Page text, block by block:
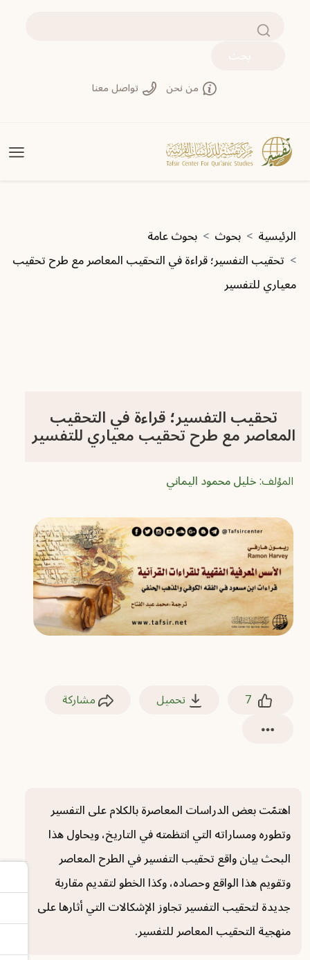
بحث
من نحن تواصل معنا
مسار التنقل
الرئيسية بحوث
بحوث عامة
تحقيب التفسير؛ قراءة في التحقيب المعاصر مع طرح تحقيب
معياري للتفسير
تحقيب التفسير؛ قراءة في التحقيب
المعاصر مع طرح تحقيب معياري للتفسير
المؤلف:خليل محمود اليماني
7 تحميل مشاركة
اهتمّت بعض الدراسات المعاصرة بالكلام على التفسير
وتطوره ومساراته التي انتظمته في التاريخ، ويحاول هذا
البحث بيان واقع تحقيب التفسير في الطرح المعاصر
وتقويم هذا الواقع وحصاده، وكذا الخطو لتقديم مقاربة
جديدة لتحقيب التفسير تجاوز الإشكالات التي أثارها على
منهجية التحقيب المعاصر للتفسير.